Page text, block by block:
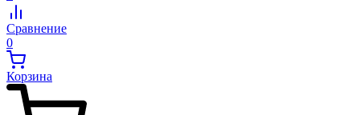
Сравнение
0
Корзина